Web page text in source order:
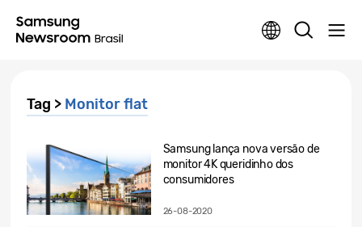
Tag > Monitor flat
Samsung lança nova versão de
monitor 4K queridinho dos
consumidores
26-08-2020